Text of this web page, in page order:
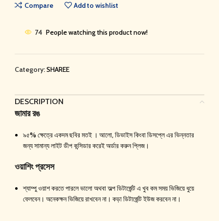
Compare Add to wishlist
74 People watching this product now!
Category:SHAREE
DESCRIPTION
জামার রঙ
৯৫% ক্ষেত্রে একদম ছবির মতই । আলো, ডিভাইস কিংবা ডিসপ্লে এর ভিন্নতার
জন্য সামান্য লাইট ডীপ কন্সিডার করেই অর্ডার করুন প্লিজ।
ওয়াশিং প্রসেস
শ্যাম্পু ওয়াশ করতে পারলে ভালো অথবা অল্প ডিটার্জেন্ট এ খুব কম সময় ভিজিয়ে ধুয়ে
ফেলবেন। অনেকক্ষন ভিজিয়ে রাখবেন না। কড়া ডিটার্জেন্ট ইউজ করবেন না।